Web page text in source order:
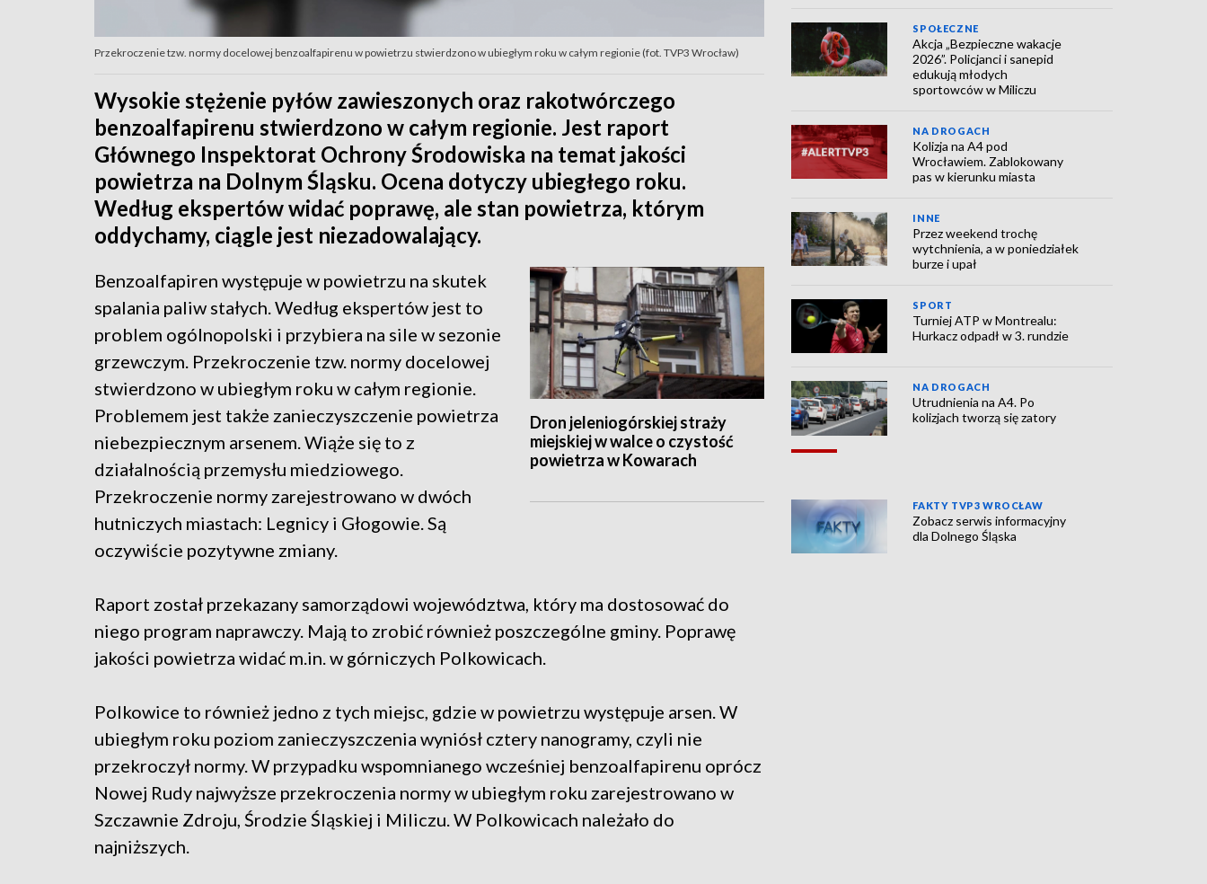
Przekroczenie tzw. normy docelowej benzoalfapirenu w powietrzu stwierdzono w ubiegłym roku w całym regionie (fot. TVP3 Wrocław)
Wysokie stężenie pyłów zawieszonych oraz rakotwórczego
benzoalfapirenu stwierdzono w całym regionie. Jest raport
Głównego Inspektorat Ochrony Środowiska na temat jakości
powietrza na Dolnym Śląsku. Ocena dotyczy ubiegłego roku.
Według ekspertów widać poprawę, ale stan powietrza, którym
oddychamy, ciągle jest niezadowalający.
Dron jeleniogórskiej straży
miejskiej w walce o czystość
powietrza w Kowarach
Benzoalfapiren występuje w powietrzu na skutek
spalania paliw stałych. Według ekspertów jest to
problem ogólnopolski i przybiera na sile w sezonie
grzewczym. Przekroczenie tzw. normy docelowej
stwierdzono w ubiegłym roku w całym regionie.
Problemem jest także zanieczyszczenie powietrza
niebezpiecznym arsenem. Wiąże się to z
działalnością przemysłu miedziowego.
Przekroczenie normy zarejestrowano w dwóch
hutniczych miastach: Legnicy i Głogowie. Są
oczywiście pozytywne zmiany.
Raport został przekazany samorządowi województwa, który ma dostosować do
niego program naprawczy. Mają to zrobić również poszczególne gminy. Poprawę
jakości powietrza widać m.in. w górniczych Polkowicach.
Polkowice to również jedno z tych miejsc, gdzie w powietrzu występuje arsen. W
ubiegłym roku poziom zanieczyszczenia wyniósł cztery nanogramy, czyli nie
przekroczył normy. W przypadku wspomnianego wcześniej benzoalfapirenu oprócz
Nowej Rudy najwyższe przekroczenia normy w ubiegłym roku zarejestrowano w
Szczawnie Zdroju, Środzie Śląskiej i Miliczu. W Polkowicach należało do
najniższych.
SPOŁECZNE
Akcja „Bezpieczne wakacje
2026”. Policjanci i sanepid
edukują młodych
sportowców w Miliczu
NA DROGACH
Kolizja na A4 pod
Wrocławiem. Zablokowany
pas w kierunku miasta
INNE
Przez weekend trochę
wytchnienia, a w poniedziałek
burze i upał
SPORT
Turniej ATP w Montrealu:
Hurkacz odpadł w 3. rundzie
NA DROGACH
Utrudnienia na A4. Po
kolizjach tworzą się zatory
FAKTY TVP3 WROCŁAW
Zobacz serwis informacyjny
dla Dolnego Śląska